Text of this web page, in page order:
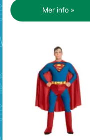
Mer info »